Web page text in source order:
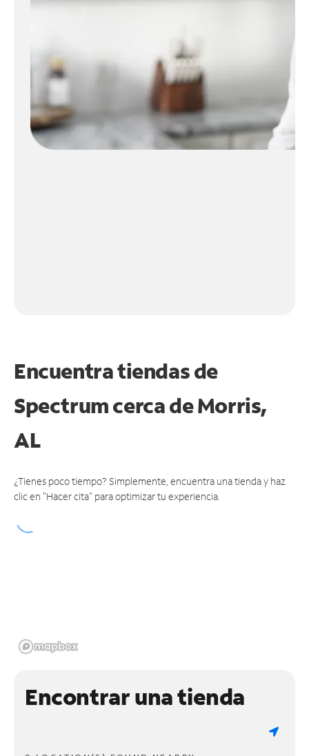
Encuentra tiendas de
Spectrum cerca deMorris,
AL
¿Tienes poco tiempo? Simplemente, encuentra una tienda y haz
clic en "Hacer cita" para optimizar tu experiencia.
Encontrar una tienda